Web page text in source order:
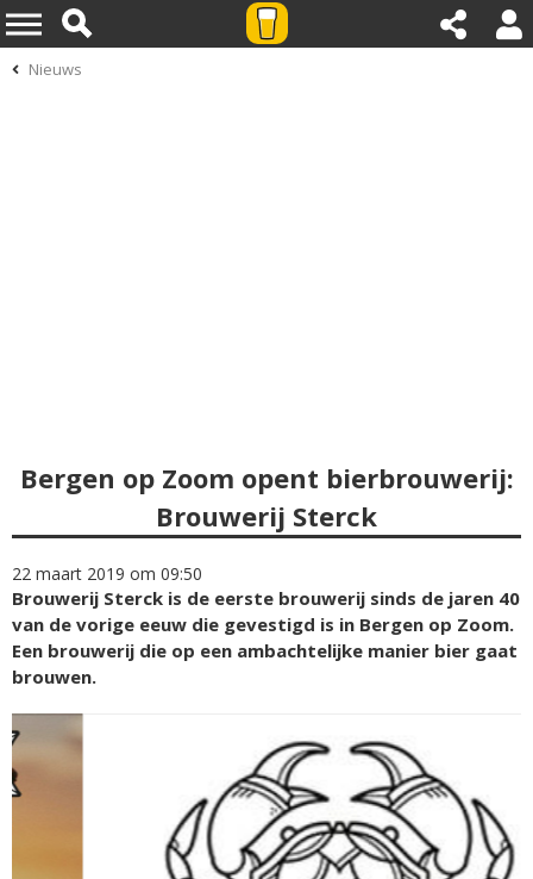
Nieuws
Bergen op Zoom opent bierbrouwerij:
Brouwerij Sterck
22 maart 2019 om 09:50
Brouwerij Sterck is de eerste brouwerij sinds de jaren 40
van de vorige eeuw die gevestigd is in Bergen op Zoom.
Een brouwerij die op een ambachtelijke manier bier gaat
brouwen.